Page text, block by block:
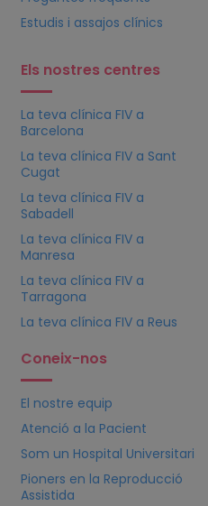
Estudis i assajos clínics
Els nostres centres
La teva clínica FIVa
Barcelona
La teva clínica FIVa Sant
Cugat
La teva clínica FIVa
Sabadell
La teva clínica FIVa
Manresa
La teva clínica FIVa
Tarragona
La teva clínica FIVa Reus
Coneix-nos
El nostre equip
Atenció a la Pacient
Som un Hospital Universitari
Pioners en la Reproducció
Assistida